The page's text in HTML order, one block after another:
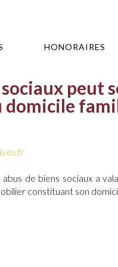
HONORAIRES
peut
domicile
de biens sociaux a
constituant son